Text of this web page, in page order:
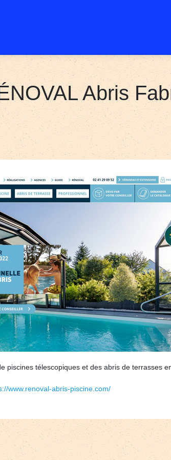
Abris
piscines télescopiques et des abris de terrasses
www.renoval-abris-piscine.com/